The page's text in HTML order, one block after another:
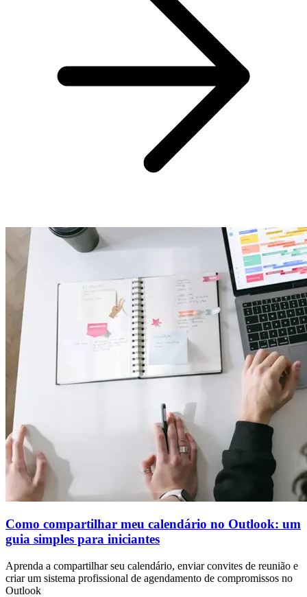
Como compartilhar meu calendário no Outlook: um
guia simples para iniciantes
Aprenda a compartilhar seu calendário, enviar convites de reunião e
criar um sistema profissional de agendamento de compromissos no
Outlook